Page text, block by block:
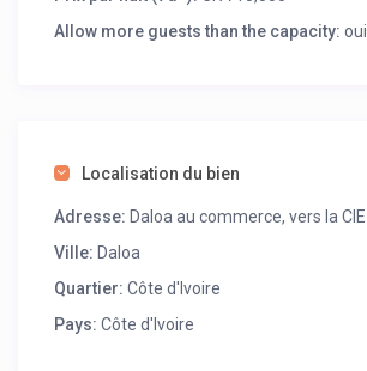
Allow more guests than the capacity:oui
Localisation du bien
Adresse: Daloa au commerce, vers la CIE
Ville: Daloa
Quartier: Côte d'Ivoire
Pays: Côte d'Ivoire